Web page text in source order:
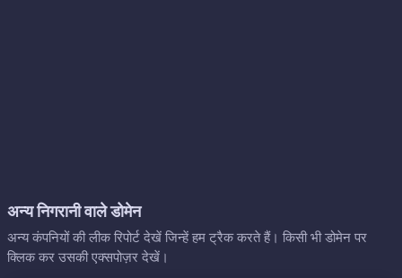
अन्य निगरानी वाले डोमेन
अन्य कंपनियों की लीक रिपोर्ट देखें जिन्हें हम ट्रैक करते हैं। किसी भी डोमेन पर
क्लिक कर उसकी एक्सपोज़र देखें।